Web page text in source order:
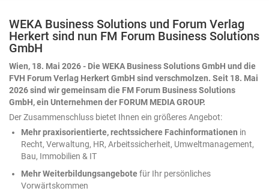
Modell nicht hat, muss der Mensch beisteuern – und
zwar an zwei Stellen: einmal zu Beginn, durch präzise
Eingaben, und anschließend beim Ergebnis, durch
konsequente Kontrolle. Zwei Tore, durch die jedes KI-
Ergebnis muss, bevor man ihm trauen darf. Nehmen wir
ein Beispiel: eine Umsatztabelle mit Regionen, Produkten
und Quartalswerten. Die Aufgabe an die KI lautet
schlicht: „Analysiere die Daten." Das Ergebnis ist
plausibel, ordentlich formatiert – und völlig belanglos.
Ein paar Durchschnittswerte, eine generische
Beobachtung. Nichts, womit sich eine Entscheidung
treffen ließe. Woran das liegt? An unseren bereits
formulierten zwei Toren. Was ändert sich gerade beim
Einsatz von Copilot in Excel? Bis vor Kurzem war KI in
WEKA Business Solutions und Forum Verlag
Herkert sind nun FM Forum Business Solutions
GmbH
Wien, 18. Mai 2026 - Die WEKA Business Solutions GmbH und die
FVH Forum Verlag Herkert GmbH sind verschmolzen. Seit 18. Mai
2026 sind wir gemeinsam die FM Forum Business Solutions
GmbH, ein Unternehmen der FORUM MEDIA GROUP.
Der Zusammenschluss bietet Ihnen ein größeres Angebot:
Mehr praxisorientierte, rechtssichere Fachinformationen in
Recht, Verwaltung, HR, Arbeitssicherheit, Umweltmanagement,
Bau, Immobilien & IT
Mehr Weiterbildungsangebotefür Ihr persönliches
Vorwärtskommen